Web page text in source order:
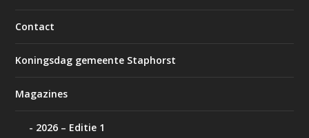
Contact
Koningsdag gemeente Staphorst
Magazines
2026 – Editie 1